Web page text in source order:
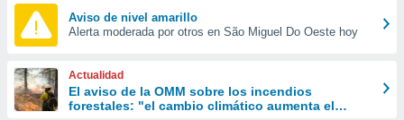
y
forma
digital
basada
Aviso de nivel amarillo
Alerta moderada por otros en São Miguel Do Oeste hoy
Actualidad
El aviso de la OMM sobre los incendios
forestales: "el cambio climático aumenta el